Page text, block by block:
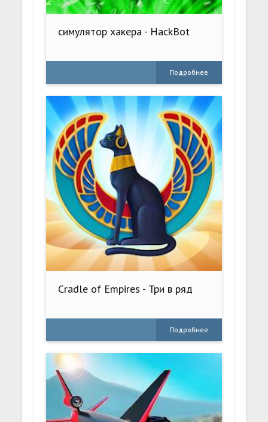
симулятор хакера - HackBot
Подробнее
Cradle of Empires - Три в ряд
Подробнее